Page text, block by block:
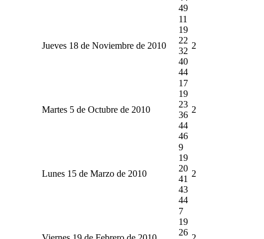
49
Jueves 18 de Noviembre de 2010
11
19
22
32
40
44
2
Martes 5 de Octubre de 2010
17
19
23
36
44
46
2
Lunes 15 de Marzo de 2010
9
19
20
41
43
44
2
7
19
26